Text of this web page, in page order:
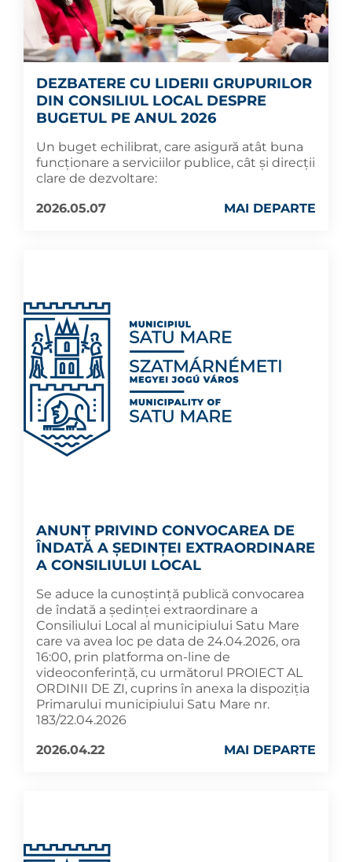
DEZBATERE CU LIDERII GRUPURILOR
DIN CONSILIUL LOCAL DESPRE
BUGETUL PE ANUL 2026
Un buget echilibrat, care asigură atât buna
funcționare a serviciilor publice, cât și direcții
clare de dezvoltare:
2026.05.07
MAI DEPARTE
ANUNȚ PRIVIND CONVOCAREA DE
ÎNDATĂ A ȘEDINȚEI EXTRAORDINARE
A CONSILIULUI LOCAL
Se aduce la cunoștință publică convocarea
de îndată a ședinței extraordinare a
Consiliului Local al municipiului Satu Mare
care va avea loc pe data de 24.04.2026, ora
16:00, prin platforma on-line de
videoconferință, cu următorul PROIECT AL
ORDINII DE ZI, cuprins în anexa la dispoziția
Primarului municipiului Satu Mare nr.
183/22.04.2026
2026.04.22
MAI DEPARTE